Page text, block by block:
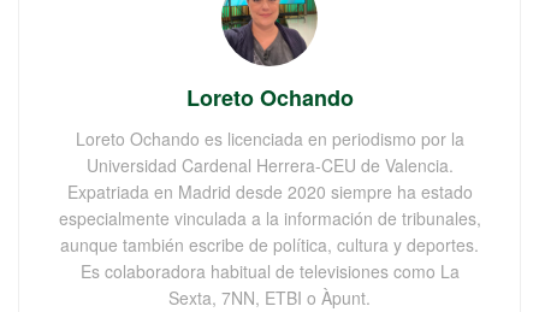
Loreto Ochando
Loreto Ochando es licenciada en periodismo por la
Universidad Cardenal Herrera-CEU de Valencia.
Expatriada en Madrid desde 2020 siempre ha estado
especialmente vinculada a la información de tribunales,
aunque también escribe de política, cultura y deportes.
Es colaboradora habitual de televisiones como La
Sexta, 7NN, ETBI o Àpunt.